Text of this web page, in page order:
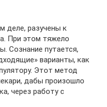
деле, разучены к
При этом тяжело
Сознание путается,
варианты, как
Этот метод
дабы произошло
через работу с